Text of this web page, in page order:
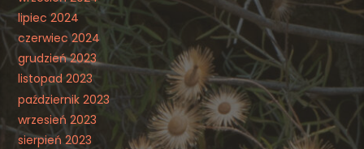
lipiec 2024
czerwiec 2024
grudzień 2023
listopad 2023
październik 2023
wrzesień 2023
sierpień 2023